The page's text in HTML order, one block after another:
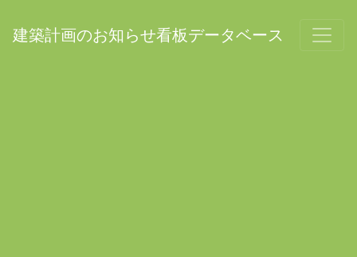
建築計画のお知らせ看板データベース